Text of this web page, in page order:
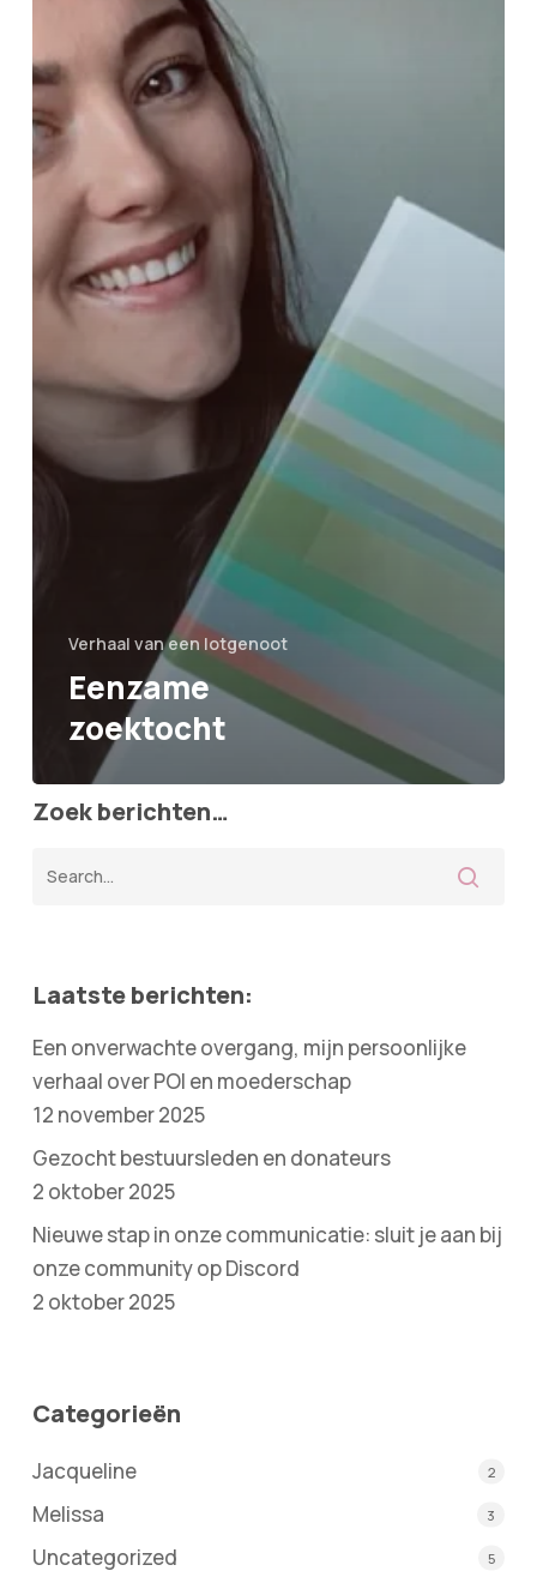
Verhaal van een lotgenoot
Eenzame
zoektocht
Zoek berichten…
Laatste berichten:
Een onverwachte overgang, mijn persoonlijke
verhaal over POI en moederschap
12 november 2025
Gezocht bestuursleden en donateurs
2 oktober 2025
Nieuwe stap in onze communicatie: sluit je aan bij
onze community op Discord
2 oktober 2025
Categorieën
Jacqueline 2
Melissa 3
Uncategorized 5